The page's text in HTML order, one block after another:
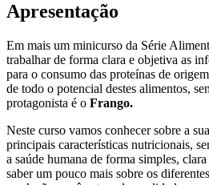
Apresentação
Em mais um minicurso da Série
trabalhar de forma clara e objetiva as
para o consumo das proteínas de
de todo o potencial destes alimentos,
protagonista é o Frango.
Neste curso vamos conhecer sobre a
principais características nutricionais,
a saúde humana de forma simples,
saber um pouco mais sobre os